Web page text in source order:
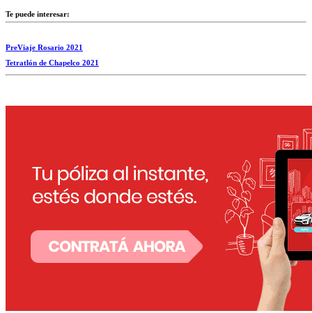
Te puede interesar:
PreViaje Rosario 2021
Tetratlón de Chapelco 2021